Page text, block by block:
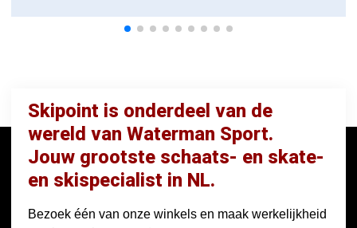
Skipoint is onderdeel van de
wereld van Waterman Sport.
Jouw grootste schaats- en skate-
en skispecialist in NL.
Bezoek één van onze winkels en maak werkelijkheid